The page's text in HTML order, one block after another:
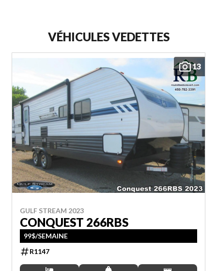
VÉHICULES VEDETTES
13
GULF STREAM 2023
CONQUEST 266RBS
99$/SEMAINE
R1147